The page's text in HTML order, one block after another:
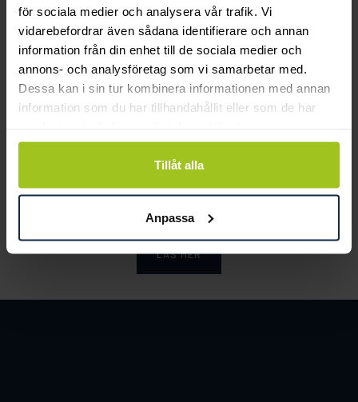
för sociala medier och analysera vår trafik. Vi
vidarebefordrar även sådana identifierare och annan
information från din enhet till de sociala medier och
annons- och analysföretag som vi samarbetar med.
Dessa kan i sin tur kombinera informationen med annan
information som du har tillhandahållit eller som de har
Tillåt alla
Anpassa
Lily and Rose
Emily pearl bracelet -
Ivory
Pris:349 kr
349 kr
Mockberg
Timeless Petite Watch
Pris:1 999 kr
1 999 kr
och människor.
LÄS MER